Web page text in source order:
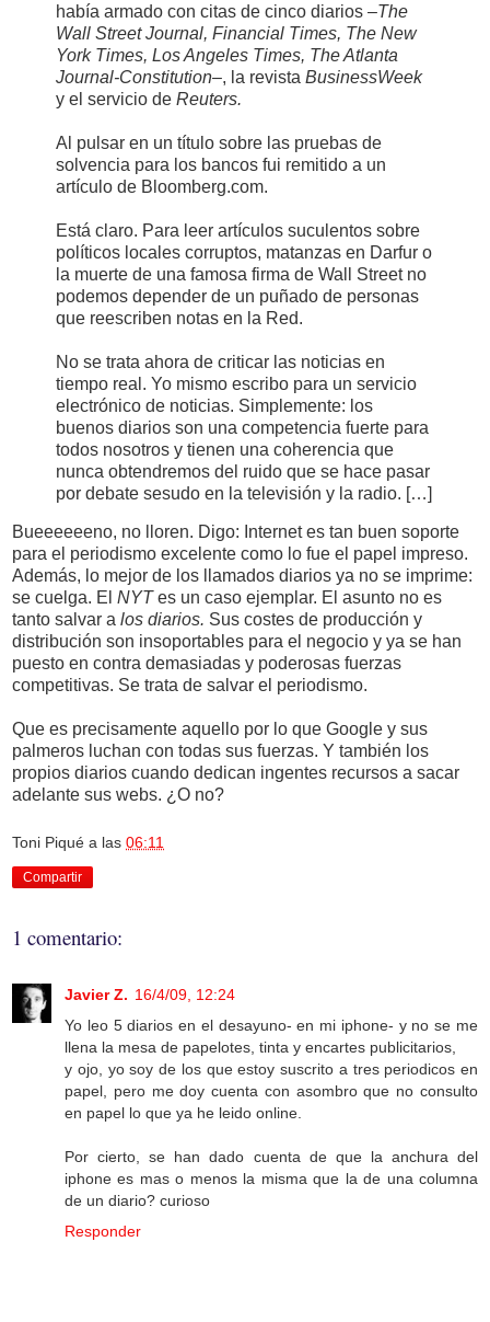
había armado con citas de cinco diarios –The
Wall Street Journal, Financial Times, The New
York Times, Los Angeles Times, The Atlanta
Journal-Constitution–, la revista BusinessWeek
y el servicio de Reuters.
Al pulsar en un título sobre las pruebas de
solvencia para los bancos fui remitido a un
artículo de Bloomberg.com.
Está claro. Para leer artículos suculentos sobre
políticos locales corruptos, matanzas en Darfur o
la muerte de una famosa firma de Wall Street no
podemos depender de un puñado de personas
que reescriben notas en la Red.
No se trata ahora de criticar las noticias en
tiempo real. Yo mismo escribo para un servicio
electrónico de noticias. Simplemente: los
buenos diarios son una competencia fuerte para
todos nosotros y tienen una coherencia que
nunca obtendremos del ruido que se hace pasar
por debate sesudo en la televisión y la radio. […]
Bueeeeeeno, no lloren. Digo: Internet es tan buen soporte
para el periodismo excelente como lo fue el papel impreso.
Además, lo mejor de los llamados diarios ya no se imprime:
se cuelga. El NYTes un caso ejemplar. El asunto no es
tanto salvar a los diarios. Sus costes de producción y
distribución son insoportables para el negocio y ya se han
puesto en contra demasiadas y poderosas fuerzas
competitivas. Se trata de salvar el periodismo.
Que es precisamente aquello por lo que Google y sus
palmeros luchan con todas sus fuerzas. Y también los
propios diarios cuando dedican ingentes recursos a sacar
adelante sus webs. ¿O no?
Toni Piqué a las 06:11
Compartir
1 comentario:
Javier Z. 16/4/09, 12:24
Yo leo 5 diarios en el desayuno- en mi iphone- y no se me
llena la mesa de papelotes, tinta y encartes publicitarios,
y ojo, yo soy de los que estoy suscrito a tres periodicos en
papel, pero me doy cuenta con asombro que no consulto
en papel lo que ya he leido online.
Por cierto, se han dado cuenta de que la anchura del
iphone es mas o menos la misma que la de una columna
de un diario? curioso
Responder